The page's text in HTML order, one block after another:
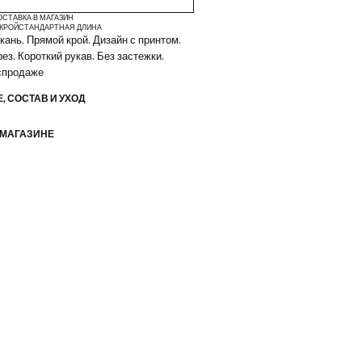
В МАГАЗИН
СТАНДАРТНАЯ ДЛИНА
Прямой крой. Дизайн с принтом.
Короткий рукав. Без застежки.
СОСТАВ И УХОД